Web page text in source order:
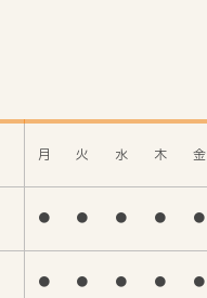
月 火 水 木 金
● ● ● ● ●
● ● ● ● ●